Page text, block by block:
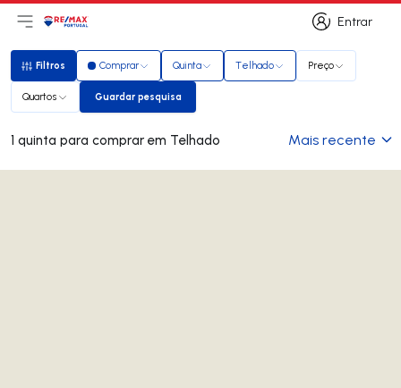
Entrar
Entrar
Abri menu principal
LogoIr para página inicial
Filtros
Filtros Comprar Quinta Telhado Preço
Quartos Guardar pesquisa
Guardar pesquisa
1 quinta para comprar em Telhado Mais recente